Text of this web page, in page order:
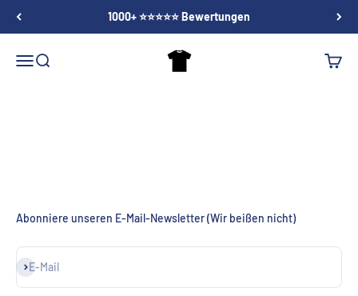
1000+ ⭐⭐⭐⭐⭐ Bewertungen
MenüSuche T-Shirt Shop
Abonniere unseren E-Mail-Newsletter (Wir beißen nicht)
E-Mail
Abonnieren